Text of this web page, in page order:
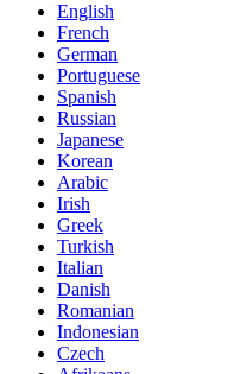
English
French
German
Portuguese
Spanish
Russian
Japanese
Korean
Arabic
Irish
Greek
Turkish
Italian
Danish
Romanian
Indonesian
Czech